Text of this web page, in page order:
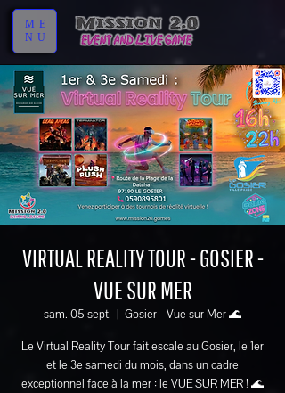
ME
NU
VIRTUAL REALITY TOUR - GOSIER -
VUE SUR MER
sam. 05 sept.
  |
Gosier - Vue sur Mer 🌊
Le Virtual Reality Tour fait escale au Gosier, le 1er
et le 3e samedi du mois, dans un cadre
exceptionnel face à la mer : le VUE SUR MER ! 🌊